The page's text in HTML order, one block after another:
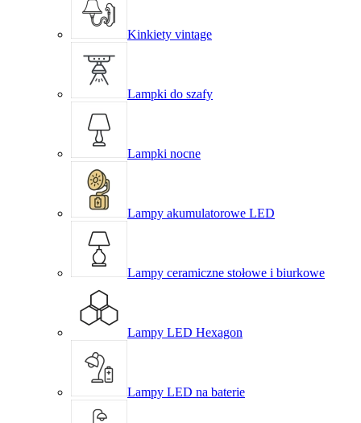
Kinkiety vintage
Lampki do szafy
Lampki nocne
Lampy akumulatorowe LED
Lampy ceramiczne stołowe i biurkowe
Lampy LED Hexagon
Lampy LED na baterie